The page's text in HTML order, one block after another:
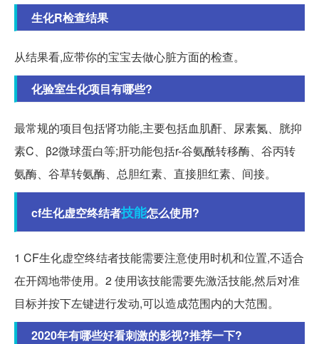
生化R检查结果
从结果看,应带你的宝宝去做心脏方面的检查。
化验室生化项目有哪些?
最常规的项目包括肾功能,主要包括血肌酐、尿素氮、胱抑
素C、β2微球蛋白等;肝功能包括r-谷氨酰转移酶、谷丙转
氨酶、谷草转氨酶、总胆红素、直接胆红素、间接。
cf生化虚空终结者技能怎么使用?
1 CF生化虚空终结者技能需要注意使用时机和位置,不适合
在开阔地带使用。2 使用该技能需要先激活技能,然后对准
目标并按下左键进行发动,可以造成范围内的大范围。
2020年有哪些好看刺激的影视?推荐一下?